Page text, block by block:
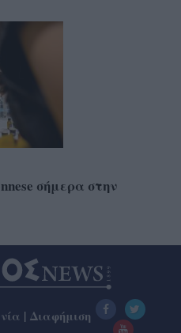
σήμερα στην
| Διαφήμιση